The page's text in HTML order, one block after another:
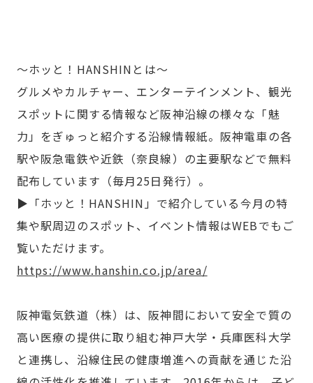
～ホッと！HANSHINとは～
グルメやカルチャー、エンターテインメント、観光
スポットに関する情報など阪神沿線の様々な「魅
力」をぎゅっと紹介する沿線情報紙。阪神電車の各
駅や阪急電鉄や近鉄（奈良線）の主要駅などで無料
配布しています（毎月25日発行）。
▶「ホッと！HANSHIN」で紹介している今月の特
集や駅周辺のスポット、イベント情報はWEBでもご
覧いただけます。
https://www.hanshin.co.jp/area/
阪神電気鉄道（株）は、阪神間において安全で質の
高い医療の提供に取り組む神戸大学・兵庫医科大学
と連携し、沿線住民の健康増進への貢献を通じた沿